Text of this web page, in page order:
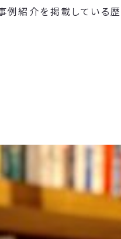
例紹介を掲載している